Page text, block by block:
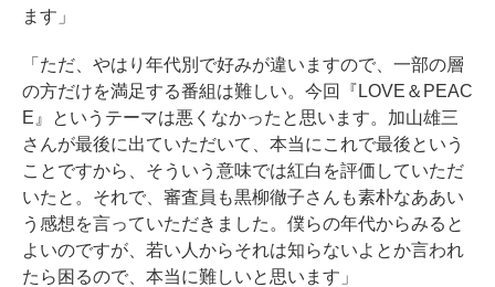
ます」
「ただ、やはり年代別で好みが違いますので、一部の層
の方だけを満足する番組は難しい。今回『LOVE＆PEAC
E』というテーマは悪くなかったと思います。加山雄三
さんが最後に出ていただいて、本当にこれで最後という
ことですから、そういう意味では紅白を評価していただ
いたと。それで、審査員も黒柳徹子さんも素朴なああい
う感想を言っていただきました。僕らの年代からみると
よいのですが、若い人からそれは知らないよとか言われ
たら困るので、本当に難しいと思います」